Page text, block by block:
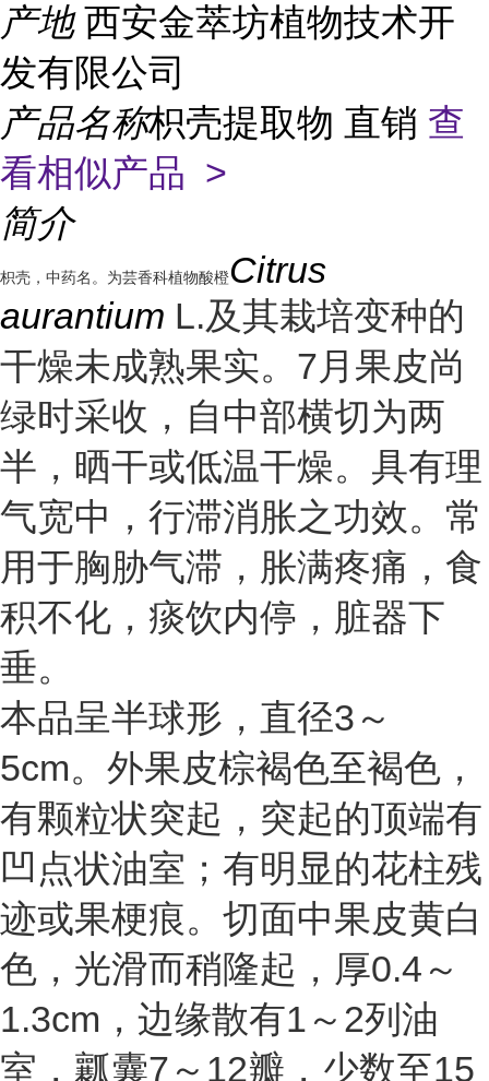
产地 西安金萃坊植物技术开
发有限公司
产品名称枳壳提取物 直销 查
看相似产品 >
简介
枳壳，中药名。为芸香科植物酸橙Citrus
aurantium L.及其栽培变种的
干燥未成熟果实。7月果皮尚
绿时采收，自中部横切为两
半，晒干或低温干燥。具有理
气宽中，行滞消胀之功效。常
用于胸胁气滞，胀满疼痛，食
积不化，痰饮内停，脏器下
垂。
本品呈半球形，直径3～
5cm。外果皮棕褐色至褐色，
有颗粒状突起，突起的顶端有
凹点状油室；有明显的花柱残
迹或果梗痕。切面中果皮黄白
色，光滑而稍隆起，厚0.4～
1.3cm，边缘散有1～2列油
室，瓤囊7～12瓣，少数至15